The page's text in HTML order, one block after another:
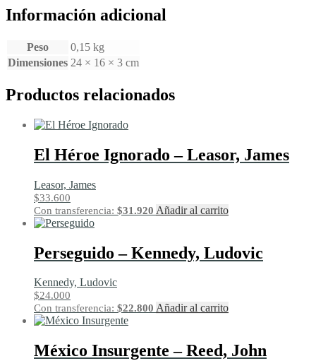
Información adicional
Peso
0,15 kg
Dimensiones 24 × 16 × 3 cm
Productos relacionados
El Héroe Ignorado – Leasor, James
Leasor, James
$33.600
Con transferencia: $31.920 Añadir al carrito
Perseguido – Kennedy, Ludovic
Kennedy, Ludovic
$24.000
Con transferencia: $22.800 Añadir al carrito
México Insurgente – Reed, John